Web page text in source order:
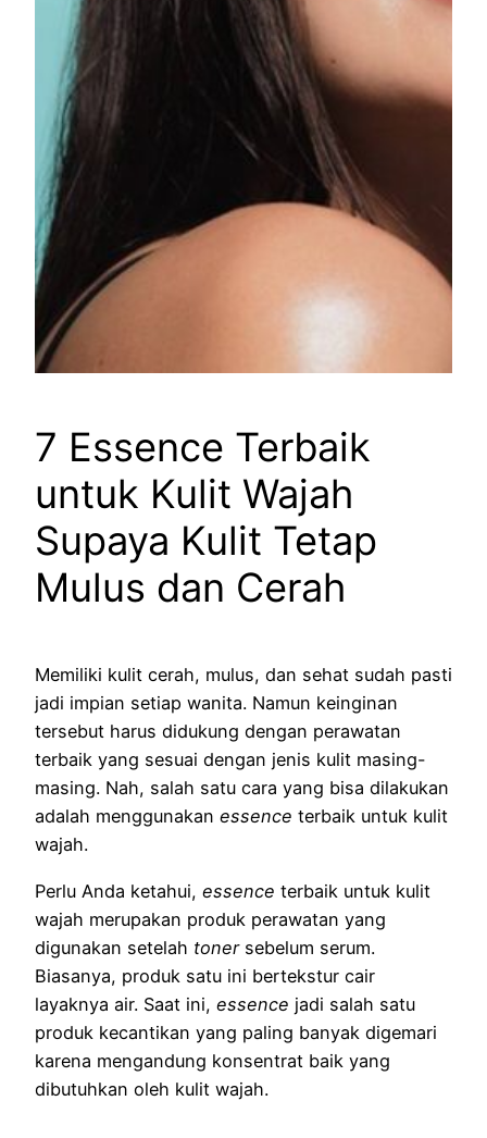
7 Essence Terbaik
untuk Kulit Wajah
Supaya Kulit Tetap
Mulus dan Cerah
Memiliki kulit cerah, mulus, dan sehat sudah pasti
jadi impian setiap wanita. Namun keinginan
tersebut harus didukung dengan perawatan
terbaik yang sesuai dengan jenis kulit masing-
masing. Nah, salah satu cara yang bisa dilakukan
adalah menggunakan essence terbaik untuk kulit
wajah.
Perlu Anda ketahui, essence terbaik untuk kulit
wajah merupakan produk perawatan yang
digunakan setelah toner sebelum serum.
Biasanya, produk satu ini bertekstur cair
layaknya air. Saat ini, essence jadi salah satu
produk kecantikan yang paling banyak digemari
karena mengandung konsentrat baik yang
dibutuhkan oleh kulit wajah.